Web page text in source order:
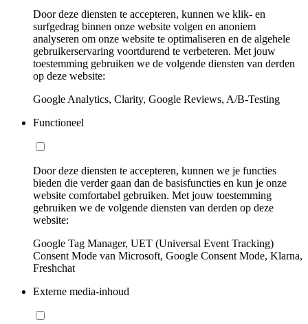
Door deze diensten te accepteren, kunnen we klik- en
surfgedrag binnen onze website volgen en anoniem
analyseren om onze website te optimaliseren en de algehele
gebruikerservaring voortdurend te verbeteren. Met jouw
toestemming gebruiken we de volgende diensten van derden
op deze website:
Google Analytics, Clarity, Google Reviews, A/B-Testing
Functioneel
Door deze diensten te accepteren, kunnen we je functies
bieden die verder gaan dan de basisfuncties en kun je onze
website comfortabel gebruiken. Met jouw toestemming
gebruiken we de volgende diensten van derden op deze
website:
Google Tag Manager, UET (Universal Event Tracking)
Consent Mode van Microsoft, Google Consent Mode, Klarna,
Freshchat
Externe media-inhoud